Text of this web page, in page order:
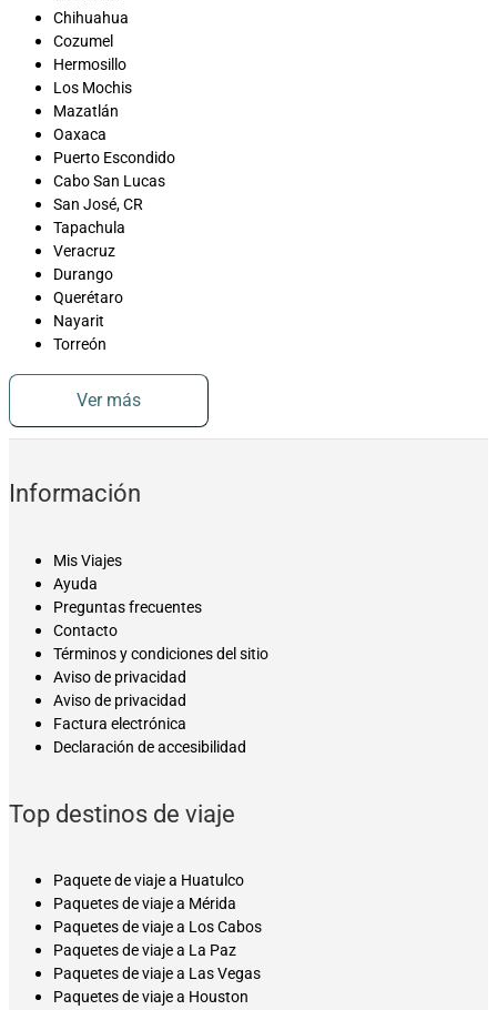
Chihuahua
Cozumel
Hermosillo
Los Mochis
Mazatlán
Oaxaca
Puerto Escondido
Cabo San Lucas
San José, CR
Tapachula
Veracruz
Durango
Querétaro
Nayarit
Torreón
Ver más
Información
Mis Viajes
Ayuda
Preguntas frecuentes
Contacto
Términos y condiciones del sitio
Aviso de privacidad
Aviso de privacidad
Factura electrónica
Declaración de accesibilidad
Top destinos de viaje
Paquete de viaje a Huatulco
Paquetes de viaje a Mérida
Paquetes de viaje a Los Cabos
Paquetes de viaje a La Paz
Paquetes de viaje a Las Vegas
Paquetes de viaje a Houston